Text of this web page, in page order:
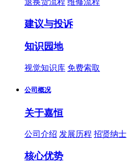
退换货流程 维修流程
建议与投诉
知识园地
视觉知识库 免费索取
公司概况
关于嘉恒
公司介绍 发展历程 招贤纳士
核心优势